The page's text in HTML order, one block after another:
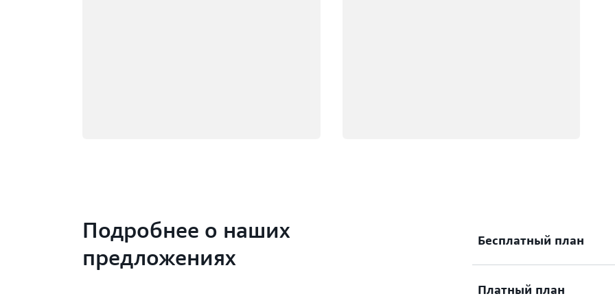
Подробнее о наших
предложениях
Бесплатный план
Начните работу в AWS,
Платный план